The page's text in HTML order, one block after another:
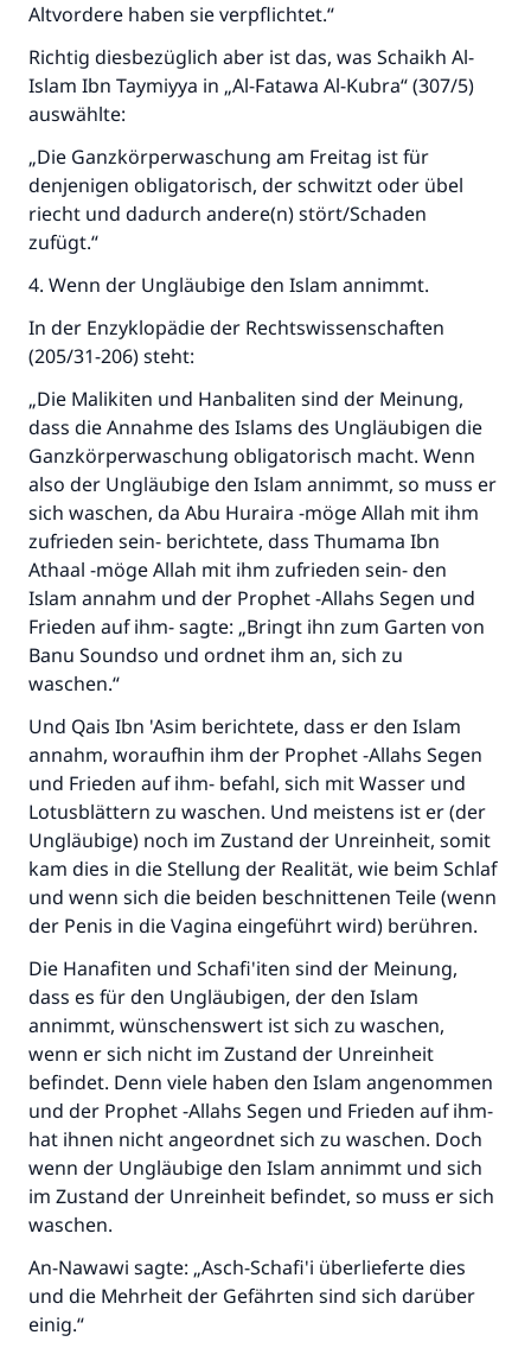
Altvordere haben sie verpflichtet.“
Richtig diesbezüglich aber ist das, was Schaikh Al-
Islam Ibn Taymiyya in „Al-Fatawa Al-Kubra“ (307/5)
auswählte:
„Die Ganzkörperwaschung am Freitag ist für
denjenigen obligatorisch, der schwitzt oder übel
riecht und dadurch andere(n) stört/Schaden
zufügt.“
4. Wenn der Ungläubige den Islam annimmt.
In der Enzyklopädie der Rechtswissenschaften
(205/31-206) steht:
„Die Malikiten und Hanbaliten sind der Meinung,
dass die Annahme des Islams des Ungläubigen die
Ganzkörperwaschung obligatorisch macht. Wenn
also der Ungläubige den Islam annimmt, so muss er
sich waschen, da Abu Huraira -möge Allah mit ihm
zufrieden sein- berichtete, dass Thumama Ibn
Athaal -möge Allah mit ihm zufrieden sein- den
Islam annahm und der Prophet -Allahs Segen und
Frieden auf ihm- sagte: „Bringt ihn zum Garten von
Banu Soundso und ordnet ihm an, sich zu
waschen.“
Und Qais Ibn 'Asim berichtete, dass er den Islam
annahm, woraufhin ihm der Prophet -Allahs Segen
und Frieden auf ihm- befahl, sich mit Wasser und
Lotusblättern zu waschen. Und meistens ist er (der
Ungläubige) noch im Zustand der Unreinheit, somit
kam dies in die Stellung der Realität, wie beim Schlaf
und wenn sich die beiden beschnittenen Teile (wenn
der Penis in die Vagina eingeführt wird) berühren.
Die Hanafiten und Schafi'iten sind der Meinung,
dass es für den Ungläubigen, der den Islam
annimmt, wünschenswert ist sich zu waschen,
wenn er sich nicht im Zustand der Unreinheit
befindet. Denn viele haben den Islam angenommen
und der Prophet -Allahs Segen und Frieden auf ihm-
hat ihnen nicht angeordnet sich zu waschen. Doch
wenn der Ungläubige den Islam annimmt und sich
im Zustand der Unreinheit befindet, so muss er sich
waschen.
An-Nawawi sagte: „Asch-Schafi'i überlieferte dies
und die Mehrheit der Gefährten sind sich darüber
einig.“